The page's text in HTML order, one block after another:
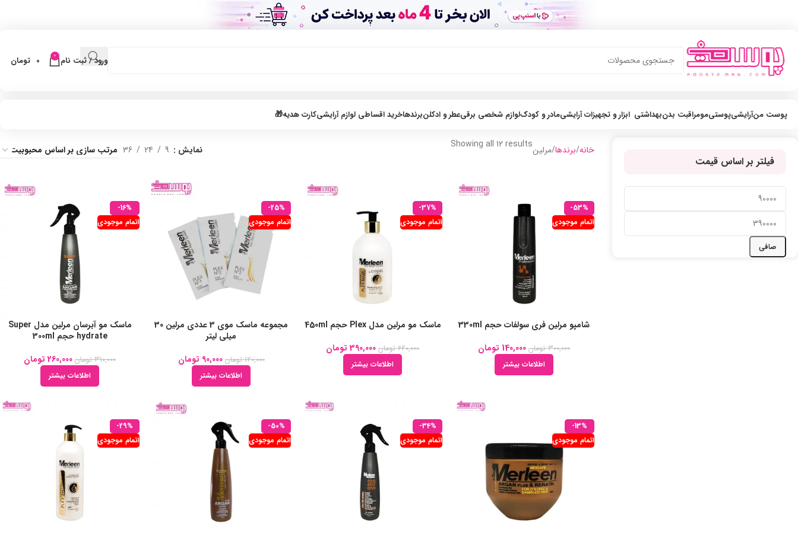
ورود / ثبت نام 0
0 تومان
پوست منآرایشیپوستیمومراقبت بدنبهداشتی ابزار و تجهیزات آرایشیمادر و کودکلوازم شخصی برقیعطر و ادکلنبرندهاخرید اقساطی لوازم آرایشیکارت هدیه🎁
فیلتر بر اساس قیمت
صافی
خانه برندها مرلینShowing all 12 results نمایش 9
24
36
-53%
اتمام موجودی
شامپو مرلین فری سولفات حجم 330ml
300,000 تومان 140,000 تومان
اطلاعات بیشتر
-37%
اتمام موجودی
ماسک مو مرلین مدل Plex حجم 450ml
620,000 تومان 390,000 تومان
اطلاعات بیشتر
-25%
اتمام موجودی
مجموعه ماسک موی 3 عددی مرلین 30
میلی لیتر
120,000 تومان 90,000 تومان
اطلاعات بیشتر
-16%
اتمام موجودی
ماسک مو آبرسان مرلین مدل Super
hydrate حجم 300ml
310,000 تومان 260,000 تومان
اطلاعات بیشتر
-13%
اتمام موجودی
-34%
اتمام موجودی
-50%
اتمام موجودی
-29%
اتمام موجودی